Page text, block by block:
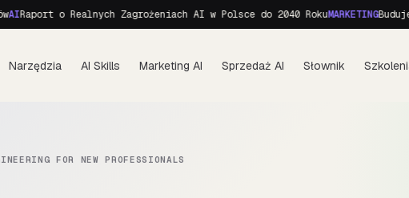
Raport o Realnych Zagrożeniach AI w Polsce do 2040 RokuMARKETING
Narzędzia AI Skills Marketing AI Sprzedaż AI Słownik
FOR NEW PROFESSIONALS